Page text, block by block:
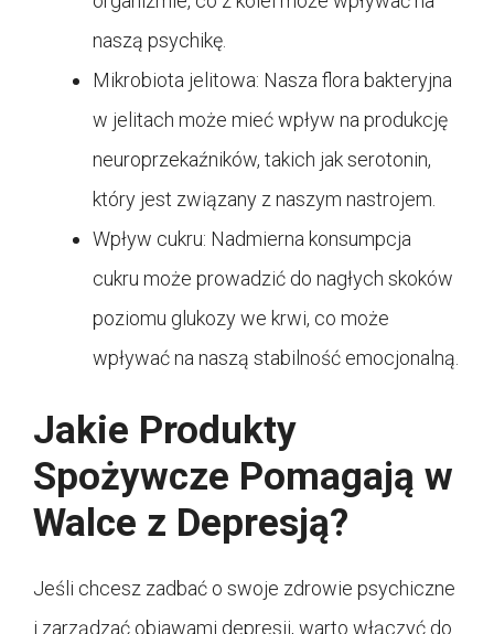
naszą psychikę.
Mikrobiota jelitowa: Nasza flora bakteryjna
w jelitach może mieć wpływ na produkcję
neuroprzekaźników, takich jak serotonin,
który jest związany z naszym nastrojem.
Wpływ cukru: Nadmierna konsumpcja
cukru może prowadzić do nagłych skoków
poziomu glukozy we krwi, co może
wpływać na naszą stabilność emocjonalną.
Jakie Produkty
Spożywcze Pomagają w
Walce z Depresją?
Jeśli chcesz zadbać o swoje zdrowie psychiczne
i zarządzać objawami depresji, warto włączyć do